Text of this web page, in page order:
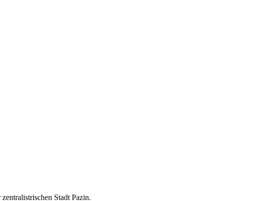
Stadt Pazin.